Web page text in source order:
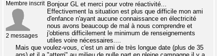
Membre inscrit
2 messages
Bonjour GL et merci pour votre réactivité...
Effectivement la situation est plus que difficile mon ami
d'enfance n'ayant aucune connaissance en électricité
nous avons beaucoup de mal à nous comprendre et
j'obtiens difficilement le minimum de renseignements
utiles voire nécessaires....
Mais que voulez-vous, c'est un ami de très longue date (plus de 35